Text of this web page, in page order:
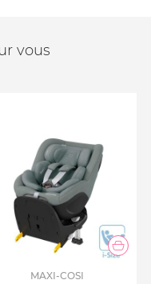
vous
MAXI-COSI